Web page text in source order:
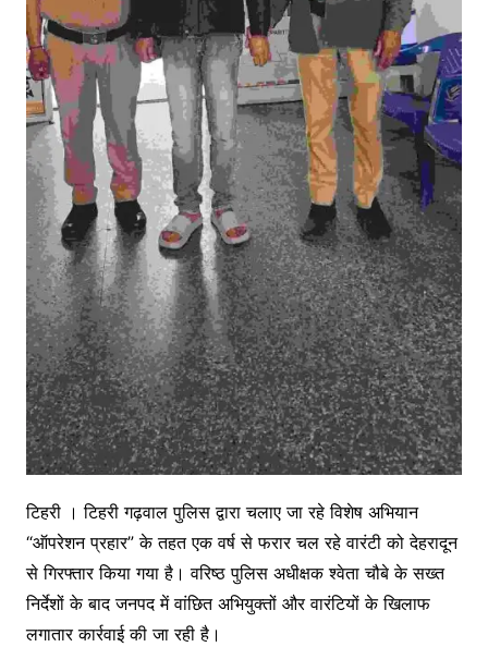
टिहरी । टिहरी गढ़वाल पुलिस द्वारा चलाए जा रहे विशेष अभियान
“ऑपरेशन प्रहार” के तहत एक वर्ष से फरार चल रहे वारंटी को देहरादून
से गिरफ्तार किया गया है। वरिष्ठ पुलिस अधीक्षक श्वेता चौबे के सख्त
निर्देशों के बाद जनपद में वांछित अभियुक्तों और वारंटियों के खिलाफ
लगातार कार्रवाई की जा रही है।